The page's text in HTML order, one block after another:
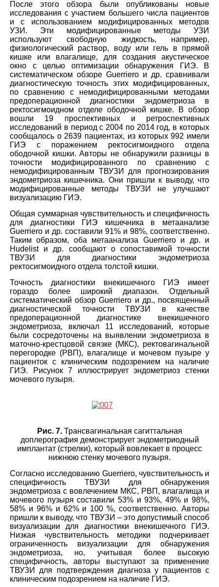
После этого обзора были опубликованы новые
исследования с участием большего числа пациентов
и с использованием модифицированных методов
УЗИ. Эти модифицированные методы УЗИ
используют свободную жидкость, например,
физиологический раствор, воду или гель в прямой
кишке или влагалище, для создания акустическое
окно с целью оптимизации обнаружения ГИЭ. В
систематическом обзоре Guerriero и др. сравнивали
диагностическую точность этих модифицированных,
по сравнению с немодифицированными методами
предоперационной диагностики эндометриоза в
ректосигмоидном отделе ободочной кишке. В обзор
вошли 19 проспективных и ретроспективных
исследований в период с 2004 по 2014 год, в которых
сообщалось о 2639 пациентах, из которых 992 имели
ГИЭ с поражением ректосигмоидного отдела
ободочной кишки. Авторы не обнаружили разницы в
точности модифицированного по сравнению с
немодифицированным ТВУЗИ для прогнозирования
эндометриоза кишечника. Они пришли к выводу, что
модифицированные методы ТВУЗИ не улучшают
визуализацию ГИЭ.
Общая суммарная чувствительность и специфичность
для диагностики ГИЭ кишечника в метаанализе
Guerriero и др. составили 91% и 98%, соответственно.
Таким образом, оба метаанализа Guerriero и др. и
Hudelist и др. сообщают о сопоставимой точности
ТВУЗИ для диагностики эндометриоза
ректосигмоидного отдела толстой кишки.
Точность диагностики внекишечного ГИЭ имеет
гораздо более широкий диапазон. Отдельный
систематический обзор Guerriero и др., посвященный
диагностической точности ТВУЗИ в качестве
предоперационной диагностике внекишечного
эндометриоза, включал 11 исследований, которые
были сосредоточены на выявлении эндометриоза в
маточно-крестцовой связке (МКС), ректовагинальной
перегородке (РВП), влагалище и мочевом пузыре у
пациенток с клиническим подозрением на наличие
ГИЭ. Рисунок 7 иллюстрирует эндометриоз стенки
мочевого пузыря.
Рис. 7.Трансвагинальная сагиттальная
доплерография демонстрирует эндометриодный
имплантат (стрелки), который вовлекает в процесс
нижнюю стенку мочевого пузыря.
Согласно исследованию Guerriero, чувствительность и
специфичность ТВУЗИ для обнаружения
эндометриоза с вовлечением МКС, РВП, влагалища и
мочевого пузыря составили 53% и 93%, 49% и 98%,
58% и 96% и 62% и 100 %, соответственно. Авторы
пришли к выводу, что ТВУЗИ – это допустимый способ
визуализации для диагностики внекишечного ГИЭ.
Низкая чувствительность методики подчеркивает
ограниченность визуализации для обнаружения
эндометриоза, но, учитывая более высокую
специфичность, авторы выступают за применение
ТВУЗИ для подтверждения диагноза у пациентов с
клиническим подозрением на наличие ГИЭ.